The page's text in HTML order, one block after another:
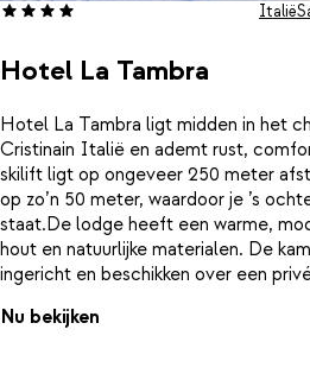
Hotel La Tambra
Italië
Hotel La Tambra ligt midden in het
Cristinain Italië en ademt rust,
skilift ligt op ongeveer 250 meter
op zo’n 50 meter, waardoor je ’s
staat.De lodge heeft een warme,
hout en natuurlijke materialen. De
ingericht en beschikken over een
frisse berglucht extra fijn is en je
Nu bekijken